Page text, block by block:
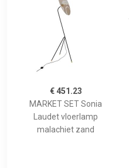
€ 451.23
MARKET SET Sonia
Laudet vloerlamp
malachiet zand